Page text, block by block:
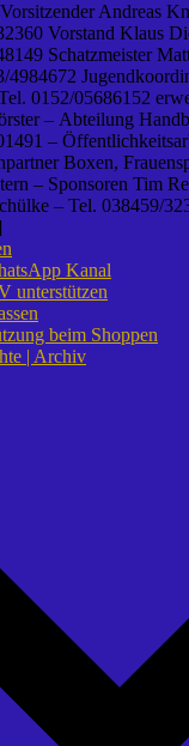
Vorsitzender Andreas
Vorstand Klaus
Schatzmeister
4984672
0152/05686152
– Abteilung
–
Boxen,
– Sponsoren Tim
– Tel. 038459/
Kanal
unterstützen
beim Shoppen
| Archiv